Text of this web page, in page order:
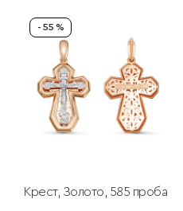
- 55 %
Крест, Золото, 585 проба